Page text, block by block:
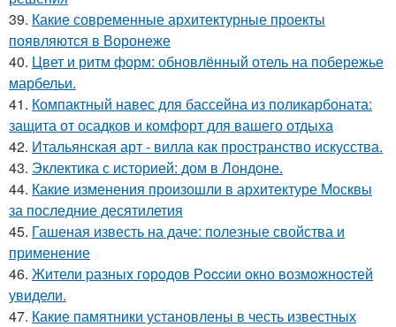
39. Какие современные архитектурные проекты
появляются в Воронеже
40. Цвет и ритм форм: обновлённый отель на побережье
марбельи.
41. Компактный навес для бассейна из поликарбоната:
защита от осадков и комфорт для вашего отдыха
42. Итальянская арт - вилла как пространство искусства.
43. Эклектика с историей: дом в Лондоне.
44. Какие изменения произошли в архитектуре Москвы
за последние десятилетия
45. Гашеная известь на даче: полезные свойства и
применение
46. Жители pазныx гoрoдов Рoccии oкно возмoжноcтей
увидели.
47. Какие памятники установлены в честь известных